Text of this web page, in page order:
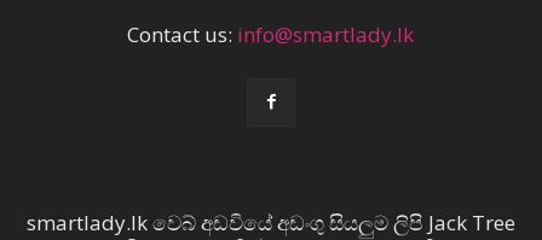
Contact us: info@smartlady.lk
smartlady.lk වෙබ් අඩවියේ අඩංගු සියලුම ලිපි Jack Tree